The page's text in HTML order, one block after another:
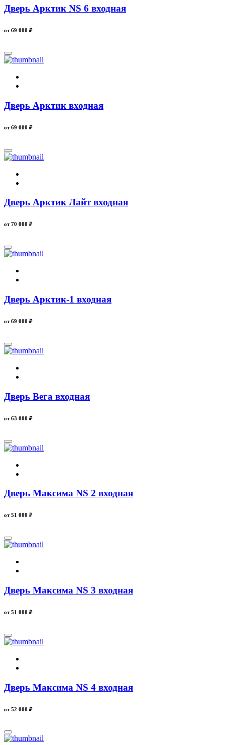
Дверь Арктик NS 6 входная
от 69 000 ₽
Дверь Арктик входная
от 69 000 ₽
Дверь Арктик Лайт входная
от 70 000 ₽
Дверь Арктик-1 входная
от 69 000 ₽
Дверь Вега входная
от 63 000 ₽
Дверь Максима NS 2 входная
от 51 000 ₽
Дверь Максима NS 3 входная
от 51 000 ₽
Дверь Максима NS 4 входная
от 52 000 ₽